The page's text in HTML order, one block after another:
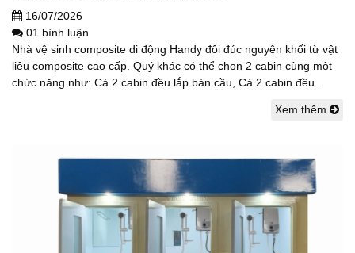
16/07/2026
01 bình luận
Nhà vệ sinh composite di động Handy đôi đúc nguyên khối từ vật
liệu composite cao cấp. Quý khác có thể chọn 2 cabin cùng một
chức năng như: Cả 2 cabin đều lắp bàn cầu, Cả 2 cabin đều...
Xem thêm